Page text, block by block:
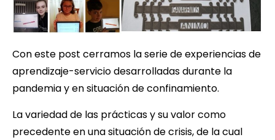
Con este post cerramos la serie de experiencias de
aprendizaje-servicio desarrolladas durante la
pandemia y en situación de confinamiento.
La variedad de las prácticas y su valor como
precedente en una situación de crisis, de la cual